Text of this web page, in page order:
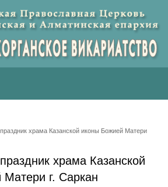
храма Казанской иконы Божией Матери
храма Казанской
г. Саркан